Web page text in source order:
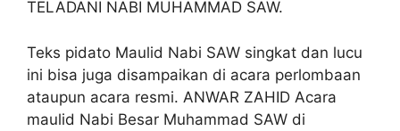
TELADANI NABI MUHAMMAD SAW.
Teks pidato Maulid Nabi SAW singkat dan lucu
ini bisa juga disampaikan di acara perlombaan
ataupun acara resmi. ANWAR ZAHID Acara
maulid Nabi Besar Muhammad SAW di